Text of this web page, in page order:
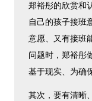
郑裕彤的欣赏和
自己的孩子接班
意愿、又有接班
问题时，郑裕彤
基于现实、为确
其次，要有清晰